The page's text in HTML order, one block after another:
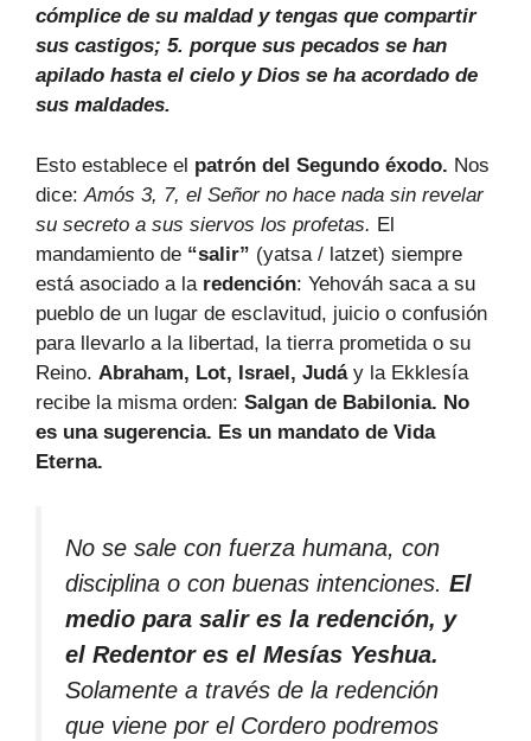
cómplice de su maldad y tengas que compartir
sus castigos; 5. porque sus pecados se han
apilado hasta el cielo y Dios se ha acordado de
sus maldades.
Esto establece el patrón del Segundo éxodo. Nos
dice:Amós 3, 7, el Señor no hace nada sin revelar
su secreto a sus siervos los profetas. El
mandamiento de “salir” (yatsa / latzet) siempre
está asociado a la redención: Yehováh saca a su
pueblo de un lugar de esclavitud, juicio o confusión
para llevarlo a la libertad, la tierra prometida o su
Reino. Abraham, Lot, Israel, Judáy la Ekklesía
recibe la misma orden: Salgan de Babilonia. No
es una sugerencia. Es un mandato de Vida
Eterna.
No se sale con fuerza humana, con
disciplina o con buenas intenciones. El
medio para salir es la redención, y
el Redentor es el Mesías Yeshua.
Solamente a través de la redención
que viene por el Cordero podremos